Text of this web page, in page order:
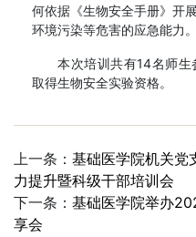
何依据《生物安全手册》开
环境污染等危害的应急能力。
本次培训共有14名师生
取得生物安全实验资格。
上一条： 基础医学院机关党
力提升暨科级干部培训会
下一条： 基础医学院举办
享会